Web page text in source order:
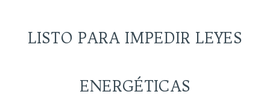
LISTO PARA IMPEDIR LEYES
ENERGÉTICAS